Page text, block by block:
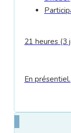
21 heures (3
En présentiel.